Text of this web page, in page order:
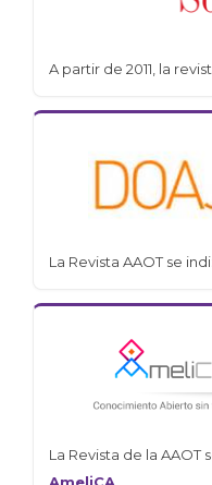
A partir de 2011, la
La Revista AAOT se
La Revista de la AAOT